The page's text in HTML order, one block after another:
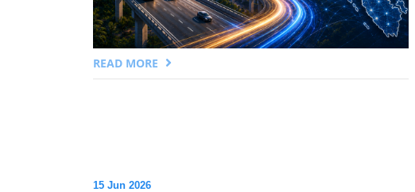
READ MORE
15 Jun 2026